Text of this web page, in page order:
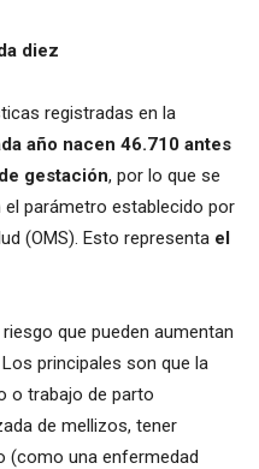
diez
registradas en la
año nacen 46.710 antes
gestación, por lo que se
parámetro establecido por
(OMS). Esto representa el
que pueden aumentan
principales son que la
o trabajo de parto
de mellizos, tener
(como una enfermedad